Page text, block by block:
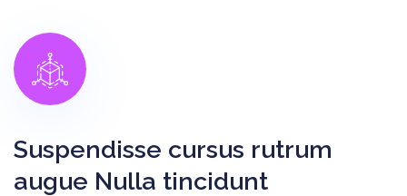
Suspendisse cursus rutrum
augue Nulla tincidunt